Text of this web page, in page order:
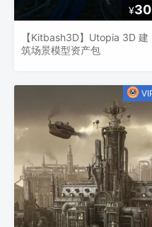
¥30
【Kitbash3D】Utopia 3D 建
筑场景模型资产包